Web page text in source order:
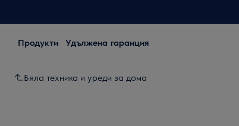
Продукти Удължена гаранция
Бяла техника и уреди за дома